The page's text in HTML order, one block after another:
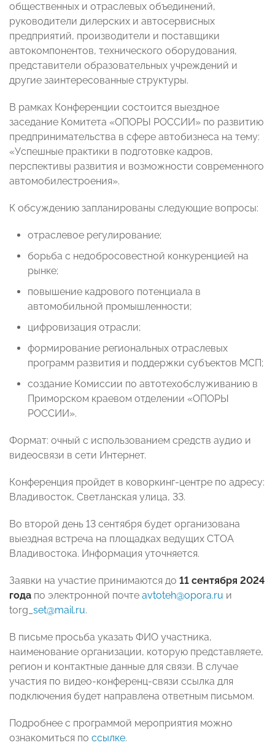
общественных и отраслевых объединений,
руководители дилерских и автосервисных
предприятий, производители и поставщики
автокомпонентов, технического оборудования,
представители образовательных учреждений и
другие заинтересованные структуры.
В рамках Конференции состоится выездное
заседание Комитета «ОПОРЫ РОССИИ» по развитию
предпринимательства в сфере автобизнеса на тему:
«Успешные практики в подготовке кадров,
перспективы развития и возможности современного
автомобилестроения».
К обсуждению запланированы следующие вопросы:
отраслевое регулирование;
борьба с недобросовестной конкуренцией на
рынке;
повышение кадрового потенциала в
автомобильной промышленности;
цифровизация отрасли;
формирование региональных отраслевых
программ развития и поддержки субъектов МСП;
создание Комиссии по автотехобслуживанию в
Приморском краевом отделении «ОПОРЫ
РОССИИ».
Формат: очный с использованием средств аудио и
видеосвязи в сети Интернет.
Конференция пройдет в коворкинг-центре по адресу:
Владивосток, Светланская улица, 33.
Во второй день 13 сентября будет организована
выездная встреча на площадках ведущих СТОА
Владивостока. Информация уточняется.
Заявки на участие принимаются до 11 сентября 2024
года по электронной почте avtoteh@opora.ru и
torg_ set@mail.ru.
В письме просьба указать ФИО участника,
наименование организации, которую представляете,
регион и контактные данные для связи. В случае
участия по видео-конференц-связи ссылка для
подключения будет направлена ответным письмом.
Подробнее с программой мероприятия можно
ознакомиться по ссылке.